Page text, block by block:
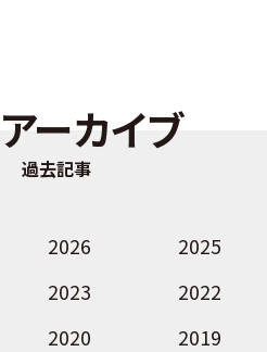
アーカイブ
過去記事
2026 2025
2023
2022
2020
2019